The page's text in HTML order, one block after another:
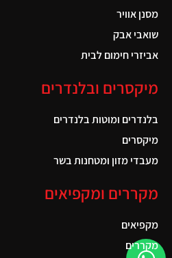
מסנן אוויר
שואבי אבק
אביזרי חימום לבית
מיקסרים ובלנדרים
בלנדרים ומוטות בלנדרים
מיקסרים
מעבדי מזון ומטחנות בשר
מקררים ומקפיאים
מקפיאים
מקררים